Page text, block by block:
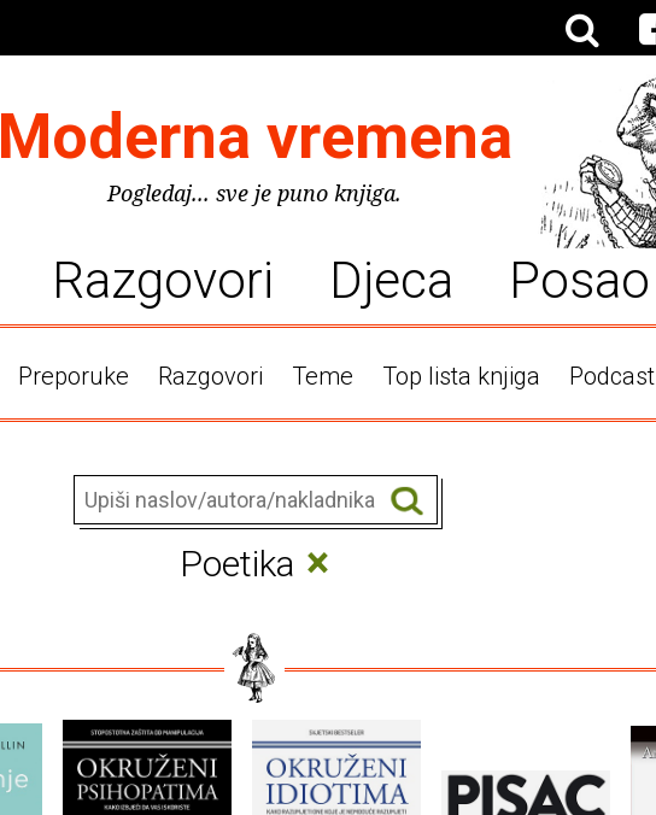
Moderna vremena
Pogledaj... sve je puno knjiga.
Razgovori Djeca Posao
Preporuke Razgovori Teme Top lista knjiga Podcast
Poetika ×